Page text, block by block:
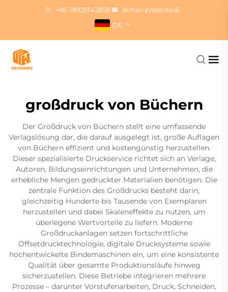
+86-18925142858
[email protected]
DE
großdruck von Büchern
Der Großdruck von Büchern stellt eine umfassende
Verlagslösung dar, die darauf ausgelegt ist, große Auflagen
von Büchern effizient und kostengünstig herzustellen.
Dieser spezialisierte Druckservice richtet sich an Verlage,
Autoren, Bildungseinrichtungen und Unternehmen, die
erhebliche Mengen gedruckter Materialien benötigen. Die
zentrale Funktion des Großdrucks besteht darin,
gleichzeitig Hunderte bis Tausende von Exemplaren
herzustellen und dabei Skaleneffekte zu nutzen, um
überlegene Wertvorteile zu liefern. Moderne
Großdruckanlagen setzen fortschrittliche
Offsetdrucktechnologie, digitale Drucksysteme sowie
hochentwickelte Bindemaschinen ein, um eine konsistente
Qualität über gesamte Produktionsläufe hinweg
sicherzustellen. Diese Betriebe integrieren mehrere
Prozesse – darunter Vorstufenarbeiten, Druck, Schneiden,